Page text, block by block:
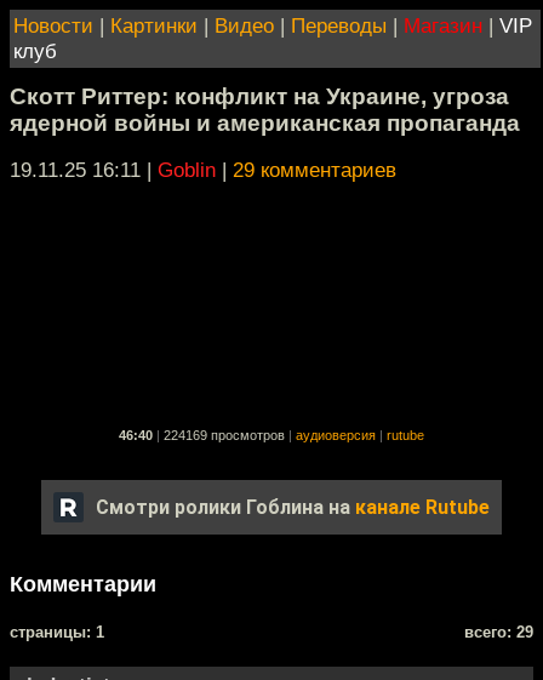
Новости | Картинки | Видео | Переводы | Магазин | VIP
клуб
Скотт Риттер: конфликт на Украине, угроза
ядерной войны и американская пропаганда
19.11.25 16:11 | Goblin | 29 комментариев
46:40 224169 просмотров аудиоверсия rutube
Смотри ролики Гоблина на канале Rutube
Комментарии
cтраницы: 1 всего: 29